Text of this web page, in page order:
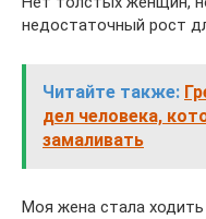
недостаточный рост
Читайте также:
дел человека,
замаливать
Моя жена стала